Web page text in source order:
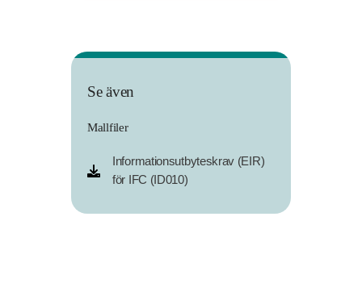
Se även
Mallfiler
Informationsutbyteskrav (EIR)
för IFC (ID010)